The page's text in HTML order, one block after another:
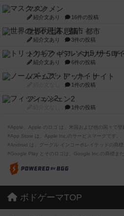
マスクメン
紹介文あり 16件の投稿
世界の七不思議：都市
紹介文あり 3件の投稿
トリックギア - ペルソナ5 ザ
紹介文あり 6件の投稿
ノームズ・アット・ナイト
1件の投稿
フィッシェン2
1件の投稿
※Apple、Apple のロゴ は、米国および他の国々で登
※App Store は、Apple Inc.のサービスマークです。
※Android は、グーグル インコーポレイテッドの商標
※Google Play とそのロゴは、Google Inc.の商標また
ボドゲーマTOP